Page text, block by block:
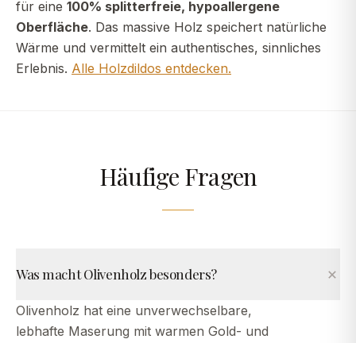
für eine 100% splitterfreie, hypoallergene
Oberfläche. Das massive Holz speichert natürliche
Wärme und vermittelt ein authentisches, sinnliches
Erlebnis. Alle Holzdildos entdecken.
Häufige Fragen
Was macht Olivenholz besonders?
Olivenholz hat eine unverwechselbare,
lebhafte Maserung mit warmen Gold- und